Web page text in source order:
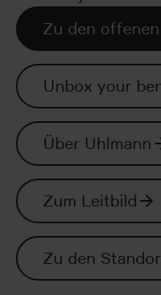
Zu den
Unbox your
Über Uhlmann
Zum Leitbild
Zu den